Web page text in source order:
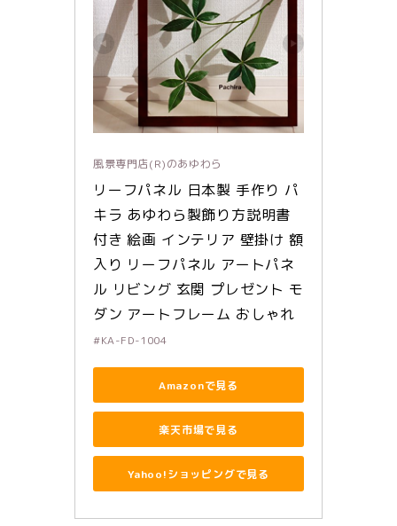
風景専門店(R)のあゆわら
リーフパネル 日本製 手作り パ
キラ あゆわら製飾り方説明書
付き 絵画 インテリア 壁掛け 額
入り リーフパネル アートパネ
ル リビング 玄関 プレゼント モ
ダン アートフレーム おしゃれ
#KA-FD-1004
Amazonで見る
楽天市場で見る
Yahoo!ショッピングで見る